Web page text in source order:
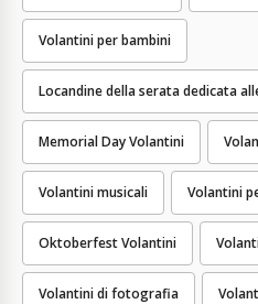
Volantini per bambini
Locandine della serata dedicata
Memorial Day Volantini
Volantini musicali Volantini
Oktoberfest Volantini
Volantini di fotografia